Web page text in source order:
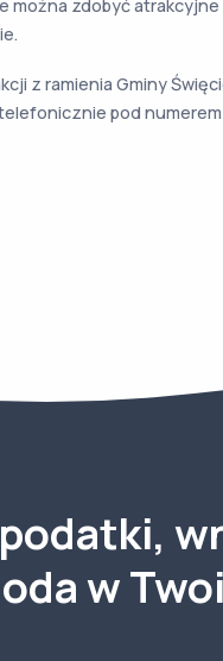
można zdobyć
z ramienia Gminy
pod numerem
w